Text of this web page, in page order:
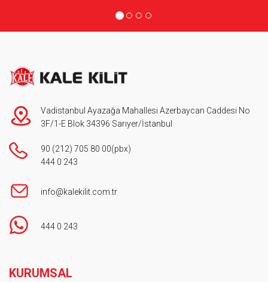
Vadistanbul Ayazağa Mahallesi Azerbaycan Caddesi No
3F/1-E Blok 34396 Sarıyer/İstanbul
90 (212) 705 80 00(pbx)
444 0 243
info@kalekilit.com.tr
444 0 243
KURUMSAL